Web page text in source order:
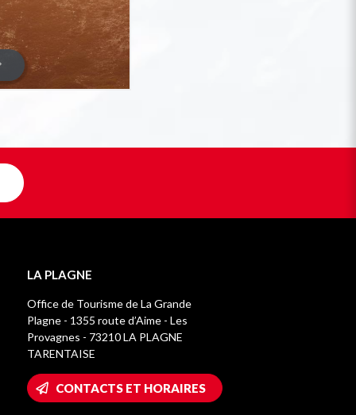
LA PLAGNE
Office de Tourisme de La Grande
Plagne - 1355 route d’Aime - Les
Provagnes - 73210 LA PLAGNE
TARENTAISE
CONTACTS ET HORAIRES